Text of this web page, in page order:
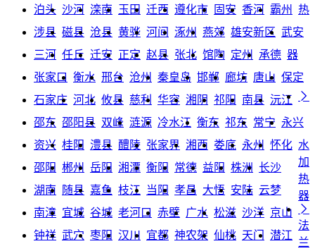
泊头 沙河 滦南 玉田 迁西 遵化市 固安 香河 霸州
涉县 磁县 沧县 黄骅 河间 涿州 燕郊 雄安新区 武安
三河 任丘 迁安 正定 赵县 张北 馆陶 定州
承德
张家口
衡水 邢台 沧州 秦皇岛 邯郸 廊坊 唐山 保定
石家庄 河北 攸县 慈利 华容 湘阴 祁阳 南县 沅江
邵东 邵阳县 双峰 涟源 冷水江 衡东 祁东 常宁 永兴
资兴 桂阳 澧县 醴陵 张家界 湘西 娄底 永州
怀化
邵阳 郴州 岳阳 湘潭 衡阳 常德 益阳 株洲 长沙
湖南
随县 嘉鱼 枝江 当阳 孝昌 大悟 安陆 云梦
南漳 宜城 谷城 老河口 赤壁 广水 松滋 沙洋 京山
钟祥 武穴 枣阳 汉川 宜都 神农架 仙桃 天门
潜江
热
器

水
加
热
器

法
兰